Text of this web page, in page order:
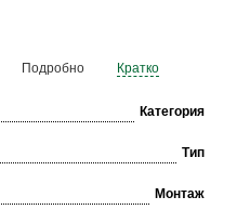
Подробно Кратко
Категория
Тип
Монтаж